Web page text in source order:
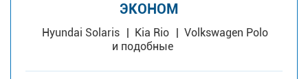
ЭКОНОМ
Hyundai Solaris Kia Rio
Volkswagen Polo
и подобные